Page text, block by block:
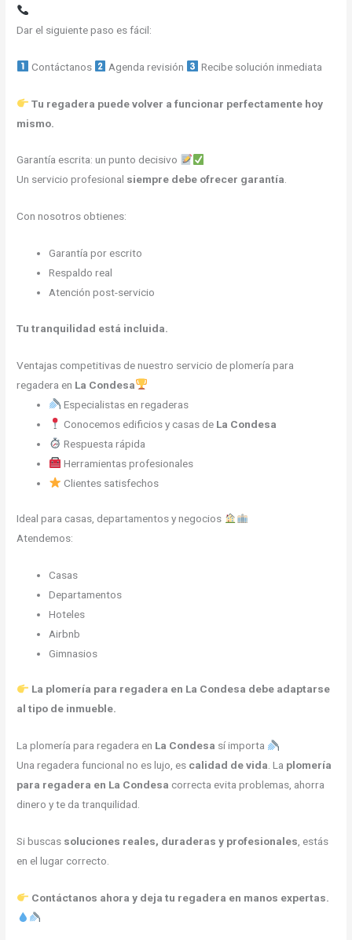
Dar el siguiente paso es fácil:
Contáctanos Agenda revisión Recibe solución inmediata
Tu regadera puede volver a funcionar perfectamente hoy
mismo.
Garantía escrita: un punto decisivo
Un servicio profesional siempre debe ofrecer garantía.
Con nosotros obtienes:
Garantía por escrito
Respaldo real
Atención post-servicio
Tu tranquilidad está incluida.
Ventajas competitivas de nuestro servicio de plomería para
regadera en La Condesa
Especialistas en regaderas
Conocemos edificios y casas de La Condesa
Respuesta rápida
Herramientas profesionales
Clientes satisfechos
Ideal para casas, departamentos y negocios
Atendemos:
Casas
Departamentos
Hoteles
Airbnb
Gimnasios
La plomería para regadera en La Condesa debe adaptarse
al tipo de inmueble.
La plomería para regadera en La Condesa sí importa
Una regadera funcional no es lujo, es calidad de vida. La plomería
para regadera en La Condesa correcta evita problemas, ahorra
dinero y te da tranquilidad.
Si buscas soluciones reales, duraderas y profesionales, estás
en el lugar correcto.
Contáctanos ahora y deja tu regadera en manos expertas.